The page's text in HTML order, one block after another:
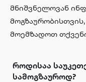
მნიშვნელოვან
მოემზადოთ
როდისაა
სამოგზაუროდ?